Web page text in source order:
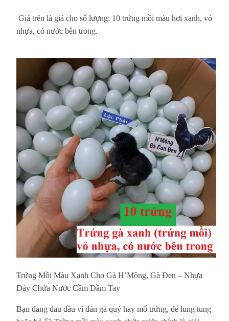
Giá trên là giá cho số lượng: 10 trứng mồi màu hơi xanh, vỏ
nhựa, có nước bên trong.
Trứng Mồi Màu Xanh Cho Gà H’Mông, Gà Đen – Nhựa
Dày Chứa Nước Cầm Đầm Tay
Bạn đang đau đầu vì đàn gà quý hay mổ trứng, đẻ lung tung